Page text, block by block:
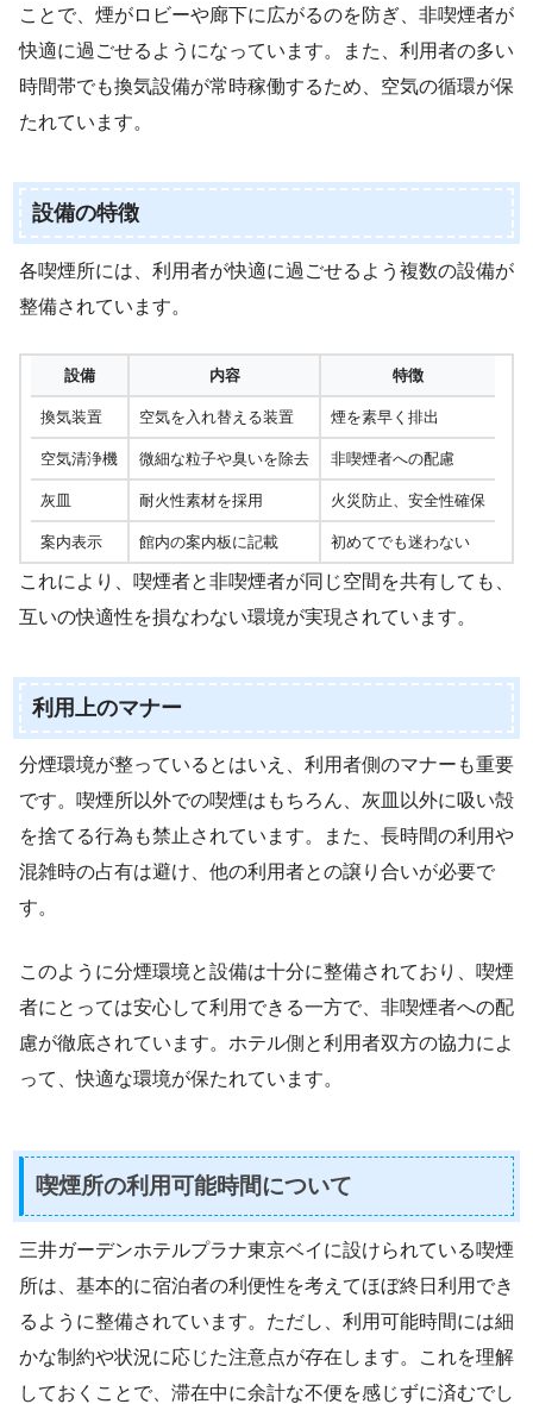
ことで、煙がロビーや廊下に広がるのを防ぎ、非喫煙者が
快適に過ごせるようになっています。また、利用者の多い
時間帯でも換気設備が常時稼働するため、空気の循環が保
たれています。
設備の特徴
各喫煙所には、利用者が快適に過ごせるよう複数の設備が
整備されています。
設備 内容 特徴
換気装置 空気を入れ替える装置 煙を素早く排出
空気清浄機 微細な粒子や臭いを除去 非喫煙者への配慮
灰皿 耐火性素材を採用 火災防止、安全性確保
案内表示 館内の案内板に記載 初めてでも迷わない
これにより、喫煙者と非喫煙者が同じ空間を共有しても、
互いの快適性を損なわない環境が実現されています。
利用上のマナー
分煙環境が整っているとはいえ、利用者側のマナーも重要
です。喫煙所以外での喫煙はもちろん、灰皿以外に吸い殻
を捨てる行為も禁止されています。また、長時間の利用や
混雑時の占有は避け、他の利用者との譲り合いが必要で
す。
このように分煙環境と設備は十分に整備されており、喫煙
者にとっては安心して利用できる一方で、非喫煙者への配
慮が徹底されています。ホテル側と利用者双方の協力によ
って、快適な環境が保たれています。
喫煙所の利用可能時間について
三井ガーデンホテルプラナ東京ベイに設けられている喫煙
所は、基本的に宿泊者の利便性を考えてほぼ終日利用でき
るように整備されています。ただし、利用可能時間には細
かな制約や状況に応じた注意点が存在します。これを理解
しておくことで、滞在中に余計な不便を感じずに済むでし